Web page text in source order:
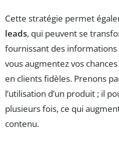
Cette stratégie permet
leads, qui peuvent se
fournissant des
vous augmentez vos
en clients fidèles. Prenons
l’utilisation d’un produit ; il
plusieurs fois, ce qui
contenu.